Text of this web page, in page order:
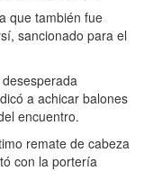
que también fue
sancionado para el
a achicar balones
encuentro.
remate de cabeza
con la portería